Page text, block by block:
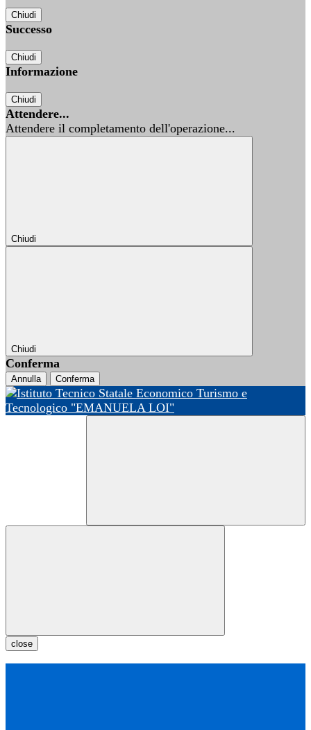
Chiudi
Successo
Chiudi
Informazione
Chiudi
Attendere...
Attendere il completamento dell'operazione...
Chiudi
Chiudi
Conferma
Annulla Conferma
close